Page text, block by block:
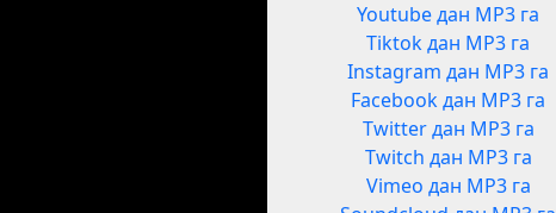
Youtube дан MP3 га
Tiktok дан MP3 га
Instagram дан MP3 га
Facebook дан MP3 га
Twitter дан MP3 га
Twitch дан MP3 га
Vimeo дан MP3 га